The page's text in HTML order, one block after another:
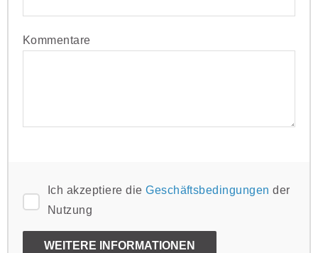
Kommentare
Ich akzeptiere dieGeschäftsbedingungen der
Nutzung